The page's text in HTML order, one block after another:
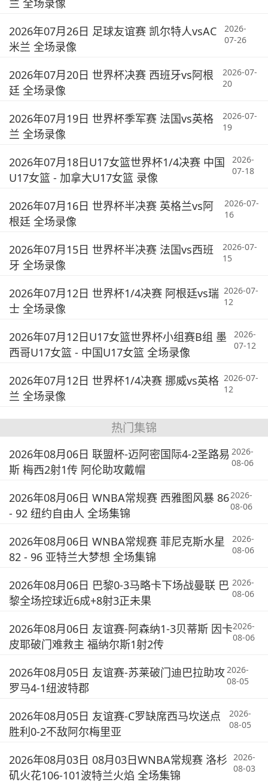
兰 全场录像
2026年07月26日 足球友谊赛 凯尔特人vsAC
米兰 全场录像
2026-
07-26
2026年07月20日 世界杯决赛 西班牙vs阿根
廷 全场录像
2026-07-
20
2026年07月19日 世界杯季军赛 法国vs英格
兰 全场录像
2026-07-
19
2026年07月18日U17女篮世界杯1/4决赛 中国
U17女篮 - 加拿大U17女篮 录像
2026-
07-18
2026年07月16日 世界杯半决赛 英格兰vs阿
根廷 全场录像
2026-07-
16
2026年07月15日 世界杯半决赛 法国vs西班
牙 全场录像
2026-07-
15
2026年07月12日 世界杯1/4决赛 阿根廷vs瑞
士 全场录像
2026-07-
12
2026年07月12日U17女篮世界杯小组赛B组 墨
西哥U17女篮 - 中国U17女篮 全场录像
2026-
07-12
2026年07月12日 世界杯1/4决赛 挪威vs英格
兰 全场录像
2026-07-
12
热门集锦
2026年08月06日 联盟杯-迈阿密国际4-2圣路易
斯 梅西2射1传 阿伦助攻戴帽
2026-
08-06
2026年08月06日 WNBA常规赛 西雅图风暴 86
- 92 纽约自由人 全场集锦
2026-
08-06
2026年08月06日 WNBA常规赛 菲尼克斯水星
82 - 96 亚特兰大梦想 全场集锦
2026-
08-06
2026年08月06日 巴黎0-3马略卡下场战曼联 巴
黎全场控球近6成+8射3正未果
2026-
08-06
2026年08月06日 友谊赛-阿森纳1-3贝蒂斯 因卡
皮耶破门难救主 福纳尔斯1射2传
2026-
08-06
2026年08月05日 友谊赛-苏莱破门迪巴拉助攻
罗马4-1纽波特郡
2026-
08-05
2026年08月05日 友谊赛-C罗缺席西马坎送点
胜利0-2不敌阿尔梅里亚
2026-
08-05
2026年08月03日 08月03日WNBA常规赛 洛杉
矶火花106-101波特兰火焰 全场集锦
2026-
08-03